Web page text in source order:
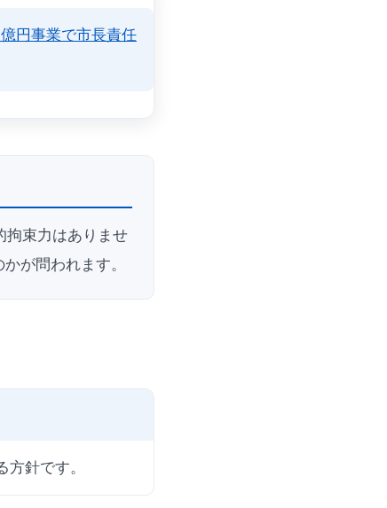
円事業で市長責任
拘束力はありませ
が問われます。
針です。